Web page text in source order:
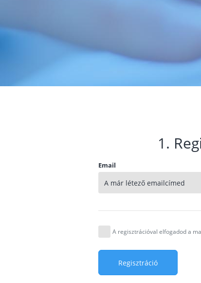
1.
Email
A regisztrációval elfogadod a
Regisztráció